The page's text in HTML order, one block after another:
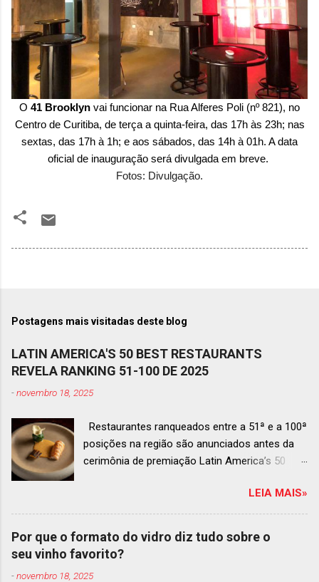
O 41 Brooklyn vai funcionar na Rua Alferes Poli (nº 821), no
Centro de Curitiba, de terça a quinta-feira, das 17h às 23h; nas
sextas, das 17h à 1h; e aos sábados, das 14h à 01h. A data
oficial de inauguração será divulgada em breve.
Fotos: Divulgação.
Postagens mais visitadas deste blog
LATIN AMERICA'S 50 BEST RESTAURANTS
REVELA RANKING 51-100 DE 2025
-novembro 18, 2025
Restaurantes ranqueados entre a 51ª e a 100ª
posições na região são anunciados antes da
cerimônia de premiação Latin America’s 50
de dezembro em Antígua, Guatemala
Prato do Origem, o brasileiro mais
bem ranqueado na lista estendida O Latin
America’s 50 Best Restaurants anunciou hoje a
LEIA MAIS»
Por que o formato do vidro diz tudo sobre o
seu vinho favorito?
-novembro 18, 2025